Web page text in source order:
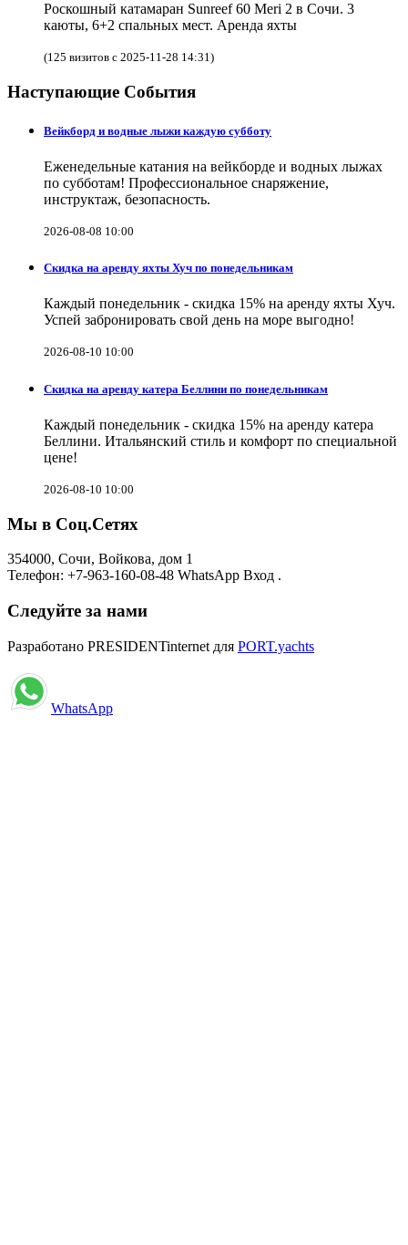
Роскошный катамаран Sunreef 60 Meri 2 в Сочи. 3
каюты, 6+2 спальных мест. Аренда яхты
(125 визитов с 2025-11-28 14:31)
Наступающие События
Вейкборд и водные лыжи каждую субботу
Еженедельные катания на вейкборде и водных лыжах
по субботам! Профессиональное снаряжение,
инструктаж, безопасность.
2026-08-08 10:00
Скидка на аренду яхты Хуч по понедельникам
Каждый понедельник - скидка 15% на аренду яхты Хуч.
Успей забронировать свой день на море выгодно!
2026-08-10 10:00
Скидка на аренду катера Беллини по понедельникам
Каждый понедельник - скидка 15% на аренду катера
Беллини. Итальянский стиль и комфорт по специальной
цене!
2026-08-10 10:00
Мы в Соц.Сетях
354000, Сочи, Войкова, дом 1
Телефон: +7-963-160-08-48 WhatsApp Вход .
Следуйте за нами
Разработано PRESIDENTinternet для PORT.yachts
WhatsApp